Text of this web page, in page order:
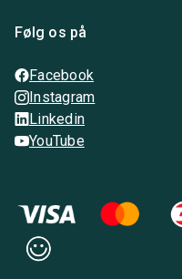
Følg os på
Facebook
Instagram
Linkedin
YouTube